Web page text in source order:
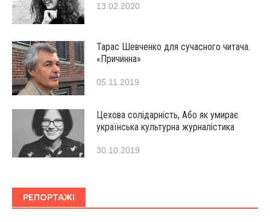
13.02.2020
Тарас Шевченко для сучасного читача.
«Причинна»
05.11.2019
Цехова солідарність, Або як умирає
українська культурна журналістика
30.10.2019
РЕПОРТАЖІ